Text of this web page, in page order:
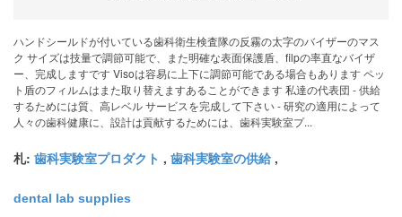
ハンドシールドが付いている歯科衛生検査隊の反霧の太字のバイザーのマス
ク サイズは技量で調節可能で、また明確な表面保護盾、filpの率直なバイザ
ー、完成しますです Visoは容易に上下に調節可能である場合もあります ペッ
ト盾のフィルムはまた取り替えますあることができます 私達の代表団 - 供給
するためには質、高レベル サービスを完成して下さい - 研究の適用によって
人々の歯科健康に、設計は貢献するためには、歯科実験室プ...
札: 歯科実験室プロダクト , 歯科実験室の供給 ,
dental lab supplies